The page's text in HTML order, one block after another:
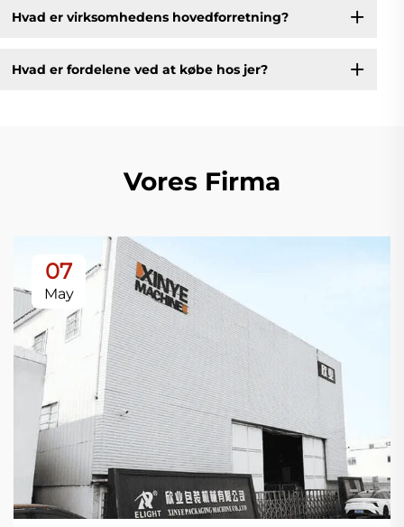
Hvad er virksomhedens hovedforretning?
Hvad er fordelene ved at købe hos jer?
Vores Firma
07
May